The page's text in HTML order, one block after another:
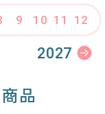
9 10 11 12
2027
品